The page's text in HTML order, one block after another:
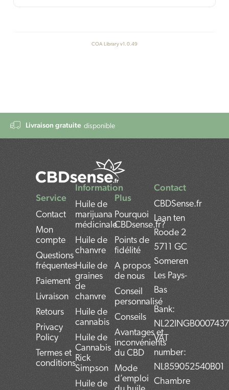
COA Library v1.0.49
Livraison gratuite disponible
Contact
CBDSense.fr
Laan ten
Roode 2
5711 GC
Someren
Les Pays-
Bas
Bank:
VAT
number:
NL859052540B01
Chambre
Service
Contact
Mon
compte
Questions
fréquentes
Paiement
Livraison
Retours
Privacy
Policy
Termes et
conditions
Information
Huile de
marijuana
médicinale
Huile de
chanvre
Huile de
graines
de
chanvre
Huile de
cannabis
Huile de
Cannabis
Rick
Simpson
Huile de
Plus
Pourquoi
CBDsense.fr?
Points de
fidélité
A propos
de nous
Conseil
personnalisé
Conseils
Avantages et
inconvénients
du CBD
Mode
d’emploi